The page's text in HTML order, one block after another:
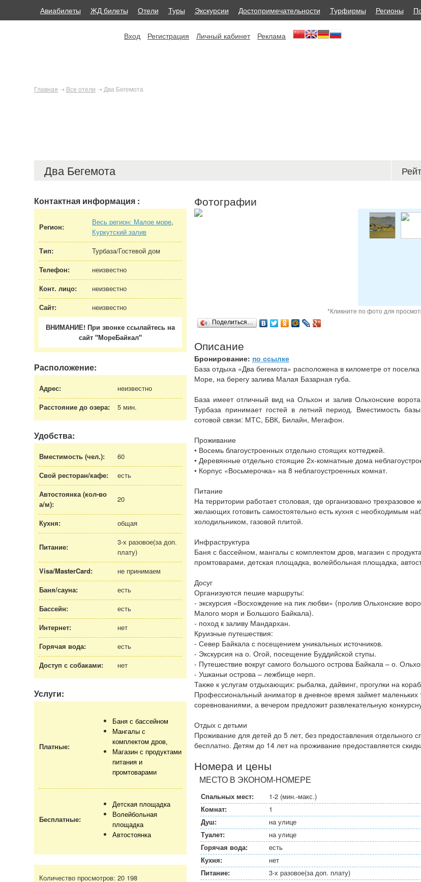
Авиабилеты ЖД билеты Отели Туры Экскурсии Достопримечательности Турфирмы Регионы
Вход Регистрация Личный кабинет Реклама
Главная ➝ Все отели ➝ Два Бегемота
Два Бегемота
Контактная информация :
Регион:
Весь регион: Малое море,
Куркутский залив
Тип:
Турбаза/Гостевой дом
Телефон:
неизвестно
Конт. лицо:
неизвестно
Сайт:
неизвестно
ВНИМАНИЕ! При звонке ссылайтесь на
сайт "МореБайкал"
Расположение:
Адрес:
неизвестно
Расстояние до озера:
5 мин.
Удобства:
Вместимость (чел.):
60
Свой ресторан/кафе:
есть
Автостоянка (кол-во
а/м):
20
Кухня: общая
Питание:
3-х разовое(за доп.
плату)
Visa/MasterCard:
не принимаем
Баня/сауна:
есть
Бассейн:
есть
Интернет:
нет
Горячая вода:
есть
Доступ с собаками:
нет
Услуги:
Платные:
Баня с бассейном
Мангалы с
комплектом дров,
Магазин с продуктами
питания и
промтоварами
Бесплатные:
Детская площадка
Волейбольная
площадка
Автостоянка
Количество просмотров: 20 198
Фотографии
*Кликните по фото для
Поделиться…
Описание
Бронирование: по ссылке
База отдыха «Два бегемота» расположена в километре от
Море, на берегу залива Малая Базарная губа.
База имеет отличный вид на Ольхон и залив Ольхонские
Турбаза принимает гостей в летний период. Вместимость
сотовой связи: МТС, БВК, Билайн, Мегафон.
Проживание
• Восемь благоустроенных отдельно стоящих коттеджей.
• Деревянные отдельно стоящие 2х-комнатные дома
• Корпус «Восьмерочка» на 8 неблагоустроенных комнат.
Питание
На территории работает столовая, где организовано трехразовое
желающих готовить самостоятельно есть кухня с необходимым
холодильником, газовой плитой.
Инфраструктура
Баня с бассейном, мангалы с комплектом дров, магазин с
промтоварами, детская площадка, волейбольная площадка,
Досуг
Организуются пешие маршруты:
- экскурсия «Восхождение на пик любви» (пролив Ольхонские
Малого моря и Большого Байкала).
- поход к заливу Мандархан.
Круизные путешествия:
- Север Байкала с посещением уникальных источников.
- Экскурсия на о. Огой, посещение Буддийской ступы.
- Путешествие вокруг самого большого острова Байкала – о.
- Ушканьи острова – лежбище нерп.
Также к услугам отдыхающих: рыбалка, дайвинг, прогулки на
Профессиональный аниматор в дневное время займет маленьких
соревнованиями, а вечером предложит развлекательную
Отдых с детьми
Проживание для детей до 5 лет, без предоставления отдельного
бесплатно. Детям до 14 лет на проживание предоставляется
Номера и цены
МЕСТО В ЭКОНОМ-НОМЕРЕ
Спальных мест:
1-2 (мин.-макс.)
Комнат:
1
Душ:
на улице
Туалет:
на улице
Горячая вода:
есть
Кухня:
нет
Питание:
3-х разовое(за доп. плату)